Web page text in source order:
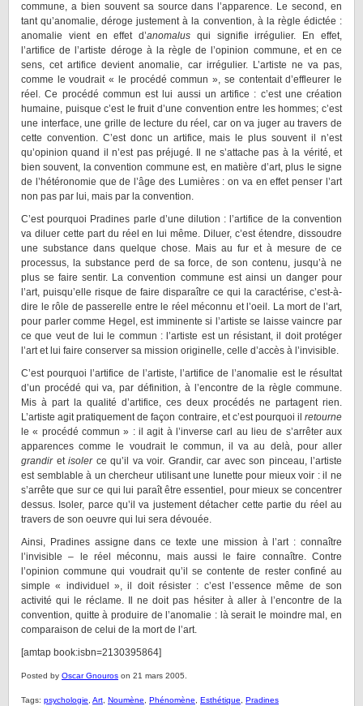
commune, a bien souvent sa source dans l’apparence. Le second, en
tant qu’anomalie, déroge justement à la convention, à la règle édictée :
anomalie vient en effet d’anomalus qui signifie irrégulier. En effet,
l’artifice de l’artiste déroge à la règle de l’opinion commune, et en ce
sens, cet artifice devient anomalie, car irrégulier. L’artiste ne va pas,
comme le voudrait « le procédé commun », se contentait d’effleurer le
réel. Ce procédé commun est lui aussi un artifice : c’est une création
humaine, puisque c’est le fruit d’une convention entre les hommes; c’est
une interface, une grille de lecture du réel, car on va juger au travers de
cette convention. C’est donc un artifice, mais le plus souvent il n’est
qu’opinion quand il n’est pas préjugé. Il ne s’attache pas à la vérité, et
bien souvent, la convention commune est, en matière d’art, plus le signe
de l’hétéronomie que de l’âge des Lumières : on va en effet penser l’art
non pas par lui, mais par la convention.
C’est pourquoi Pradines parle d’une dilution : l’artifice de la convention
va diluer cette part du réel en lui même. Diluer, c’est étendre, dissoudre
une substance dans quelque chose. Mais au fur et à mesure de ce
processus, la substance perd de sa force, de son contenu, jusqu’à ne
plus se faire sentir. La convention commune est ainsi un danger pour
l’art, puisqu’elle risque de faire disparaître ce qui la caractérise, c’est-à-
dire le rôle de passerelle entre le réel méconnu et l’oeil. La mort de l’art,
pour parler comme Hegel, est imminente si l’artiste se laisse vaincre par
ce que veut de lui le commun : l’artiste est un résistant, il doit protéger
l’art et lui faire conserver sa mission originelle, celle d’accès à l’invisible.
C’est pourquoi l’artifice de l’artiste, l’artifice de l’anomalie est le résultat
d’un procédé qui va, par définition, à l’encontre de la règle commune.
Mis à part la qualité d’artifice, ces deux procédés ne partagent rien.
L’artiste agit pratiquement de façon contraire, et c’est pourquoi il retourne
le « procédé commun » : il agit à l’inverse carl au lieu de s’arrêter aux
apparences comme le voudrait le commun, il va au delà, pour aller
grandiret isolerce qu’il va voir. Grandir, car avec son pinceau, l’artiste
est semblable à un chercheur utilisant une lunette pour mieux voir : il ne
s’arrête que sur ce qui lui paraît être essentiel, pour mieux se concentrer
dessus. Isoler, parce qu’il va justement détacher cette partie du réel au
travers de son oeuvre qui lui sera dévouée.
Ainsi, Pradines assigne dans ce texte une mission à l’art : connaître
l’invisible – le réel méconnu, mais aussi le faire connaître. Contre
l’opinion commune qui voudrait qu’il se contente de rester confiné au
simple « individuel », il doit résister : c’est l’essence même de son
activité qui le réclame. Il ne doit pas hésiter à aller à l’encontre de la
convention, quitte à produire de l’anomalie : là serait le moindre mal, en
comparaison de celui de la mort de l’art.
[amtap book:isbn=2130395864]
Posted by Oscar Gnouros on 21 mars 2005.
Tags: psychologie Art Noumène Phénomène Esthétique Pradines